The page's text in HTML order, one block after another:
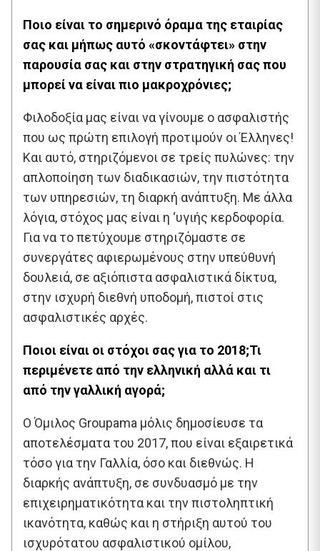
Ποιο είναι το σημερινό όραμα της εταιρίας
σας και μήπως αυτό «σκοντάφτει» στην
παρουσία σας και στην στρατηγική σας που
μπορεί να είναι πιο μακροχρόνιες;
Φιλοδοξία μας είναι να γίνουμε ο ασφαλιστής
που ως πρώτη επιλογή προτιμούν οι Έλληνες!
Και αυτό, στηριζόμενοι σε τρείς πυλώνες: την
απλοποίηση των διαδικασιών, την πιστότητα
των υπηρεσιών, τη διαρκή ανάπτυξη. Με άλλα
λόγια, στόχος μας είναι η ‘υγιής κερδοφορία.
Για να το πετύχουμε στηριζόμαστε σε
συνεργάτες αφιερωμένους στην υπεύθυνή
δουλειά, σε αξιόπιστα ασφαλιστικά δίκτυα,
στην ισχυρή διεθνή υποδομή, πιστοί στις
ασφαλιστικές αρχές.
Ποιοι είναι οι στόχοι σας για το 2018;Τι
περιμένετε από την ελληνική αλλά και τι
από την γαλλική αγορά;
Ο Όμιλος Groupama μόλις δημοσίευσε τα
αποτελέσματα του 2017, που είναι εξαιρετικά
τόσο για την Γαλλία, όσο και διεθνώς. Η
διαρκής ανάπτυξη, σε συνδυασμό με την
επιχειρηματικότητα και την πιστοληπτική
ικανότητα, καθώς και η στήριξη αυτού του
ισχυρότατου ασφαλιστικού ομίλου,